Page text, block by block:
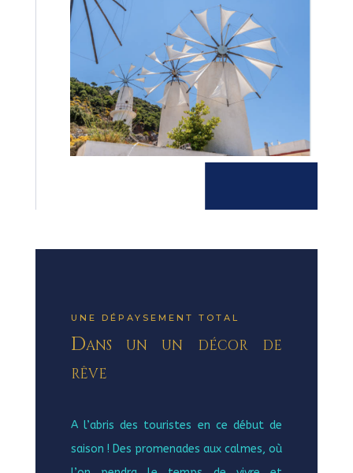
UNE DÉPAYSEMENT TOTAL
Dans un un décor de
rêve
A l’abris des touristes en ce début de
saison ! Des promenades aux calmes, où